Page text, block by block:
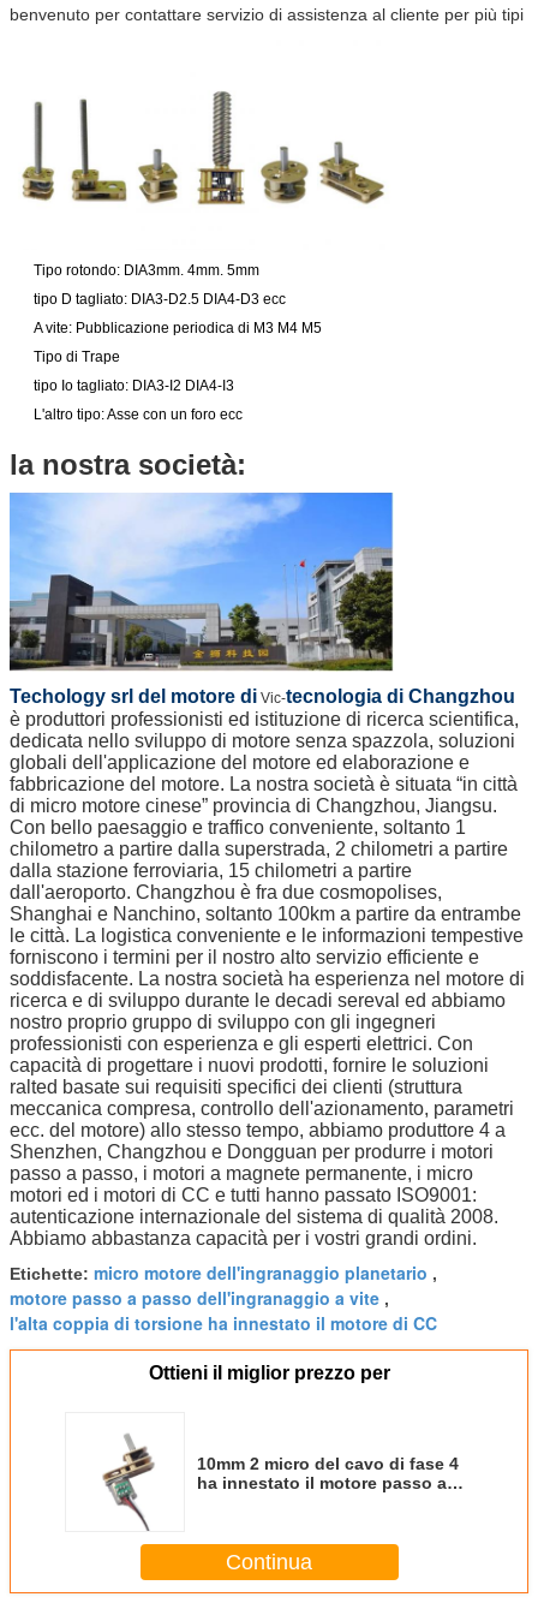
benvenuto per contattare servizio di assistenza al cliente per più tipi
Tipo rotondo: DIA3mm. 4mm. 5mm
tipo D tagliato: DIA3-D2.5 DIA4-D3 ecc
A vite: Pubblicazione periodica di M3 M4 M5
Tipo di Trape
tipo Io tagliato: DIA3-I2 DIA4-I3
L'altro tipo: Asse con un foro ecc
la nostra società:
Techology srl del motore di Vic-tecnologia di Changzhou
è produttori professionisti ed istituzione di ricerca scientifica,
dedicata nello sviluppo di motore senza spazzola, soluzioni
globali dell'applicazione del motore ed elaborazione e
fabbricazione del motore. La nostra società è situata “in città
di micro motore cinese” provincia di Changzhou, Jiangsu.
Con bello paesaggio e traffico conveniente, soltanto 1
chilometro a partire dalla superstrada, 2 chilometri a partire
dalla stazione ferroviaria, 15 chilometri a partire
dall'aeroporto. Changzhou è fra due cosmopolises,
Shanghai e Nanchino, soltanto 100km a partire da entrambe
le città. La logistica conveniente e le informazioni tempestive
forniscono i termini per il nostro alto servizio efficiente e
soddisfacente. La nostra società ha esperienza nel motore di
ricerca e di sviluppo durante le decadi sereval ed abbiamo
nostro proprio gruppo di sviluppo con gli ingegneri
professionisti con esperienza e gli esperti elettrici. Con
capacità di progettare i nuovi prodotti, fornire le soluzioni
ralted basate sui requisiti specifici dei clienti (struttura
meccanica compresa, controllo dell'azionamento, parametri
ecc. del motore) allo stesso tempo, abbiamo produttore 4 a
Shenzhen, Changzhou e Dongguan per produrre i motori
passo a passo, i motori a magnete permanente, i micro
motori ed i motori di CC e tutti hanno passato ISO9001:
autenticazione internazionale del sistema di qualità 2008.
Abbiamo abbastanza capacità per i vostri grandi ordini.
Etichette: micro motore dell'ingranaggio planetario ,
motore passo a passo dell'ingranaggio a vite ,
l'alta coppia di torsione ha innestato il motore di CC
Ottieni il miglior prezzo per
10mm 2 micro del cavo di fase 4
ha innestato il motore passo a
Continua